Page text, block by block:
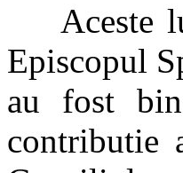
Aceste
Episcopul
au fost
contributie